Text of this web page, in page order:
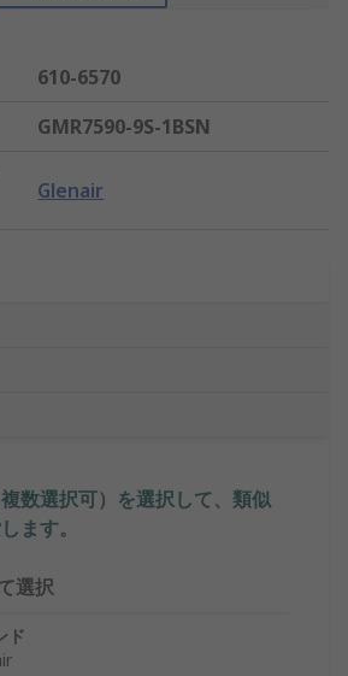
610-6570
GMR7590-9S-1BSN
Glenair
数選択可）を選択して、類似
ます。
選択
ド